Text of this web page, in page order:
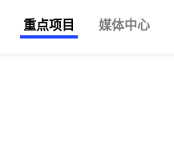
重点项目 媒体中心